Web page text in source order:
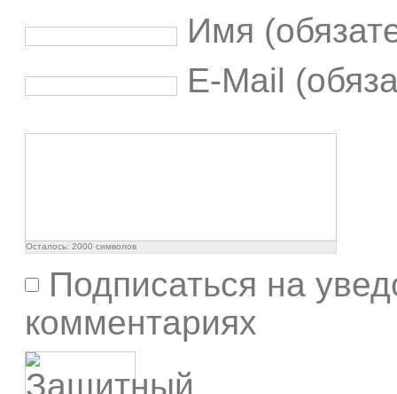
Имя
E-Mail
Осталось: 2000 символов
Подписаться на
комментариях